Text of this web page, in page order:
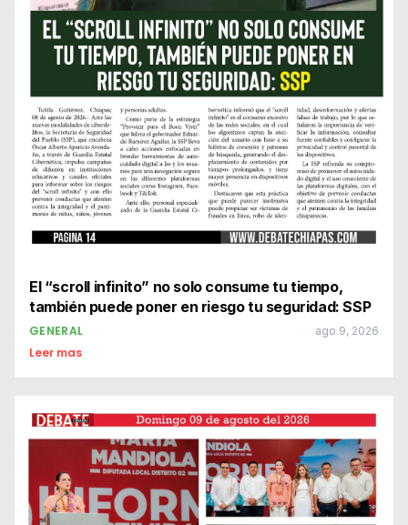
El “scroll infinito” no solo consume tu tiempo,
también puede poner en riesgo tu seguridad: SSP
GENERAL ago 9, 2026
Leer mas